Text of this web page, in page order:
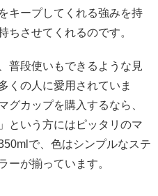
キープしてくれる強みを持
ちさせてくれるのです。
普段使いもできるような見
くの人に愛用されていま
グカップを購入するなら、
という方にはピッタリのマ
で、色はシンプルなステ
ーが揃っています。